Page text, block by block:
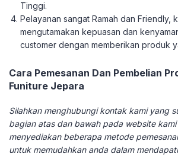
Tinggi.
Pelayanan sangat Ramah dan Friendly,
mengutamakan kepuasan dan
customer dengan memberikan produk
Cara Pemesanan Dan Pembelian
Funiture Jepara
Silahkan menghubungi kontak kami yang
bagian atas dan bawah pada website
menyediakan beberapa metode
untuk memudahkan anda dalam